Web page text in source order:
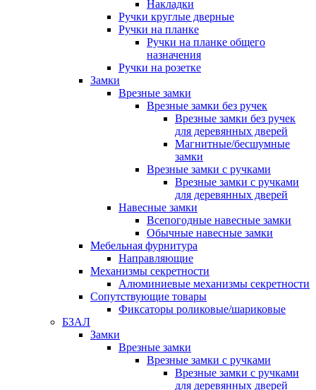
Накладки
Ручки круглые дверные
Ручки на планке
Ручки на планке общего
назначения
Ручки на розетке
Замки
Врезные замки
Врезные замки без ручек
Врезные замки без ручек
для деревянных дверей
Магнитные/бесшумные
замки
Врезные замки с ручками
Врезные замки с ручками
для деревянных дверей
Навесные замки
Всепогодные навесные замки
Обычные навесные замки
Мебельная фурнитура
Направляющие
Механизмы секретности
Алюминиевые механизмы секретности
Сопутствующие товары
Фиксаторы роликовые/шариковые
БЗАЛ
Замки
Врезные замки
Врезные замки с ручками
Врезные замки с ручками
для деревянных дверей